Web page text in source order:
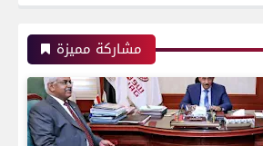
مشاركة مميزة
رياضة
الجزائرى بطلاً لكأس الكونفدرالية
الإفريقية للمرة الثانية في تاريخه